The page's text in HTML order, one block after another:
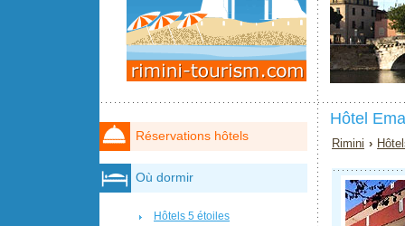
Hôtel
Rimini ›
Réservations hôtels
Où dormir
Hôtels 5 étoiles